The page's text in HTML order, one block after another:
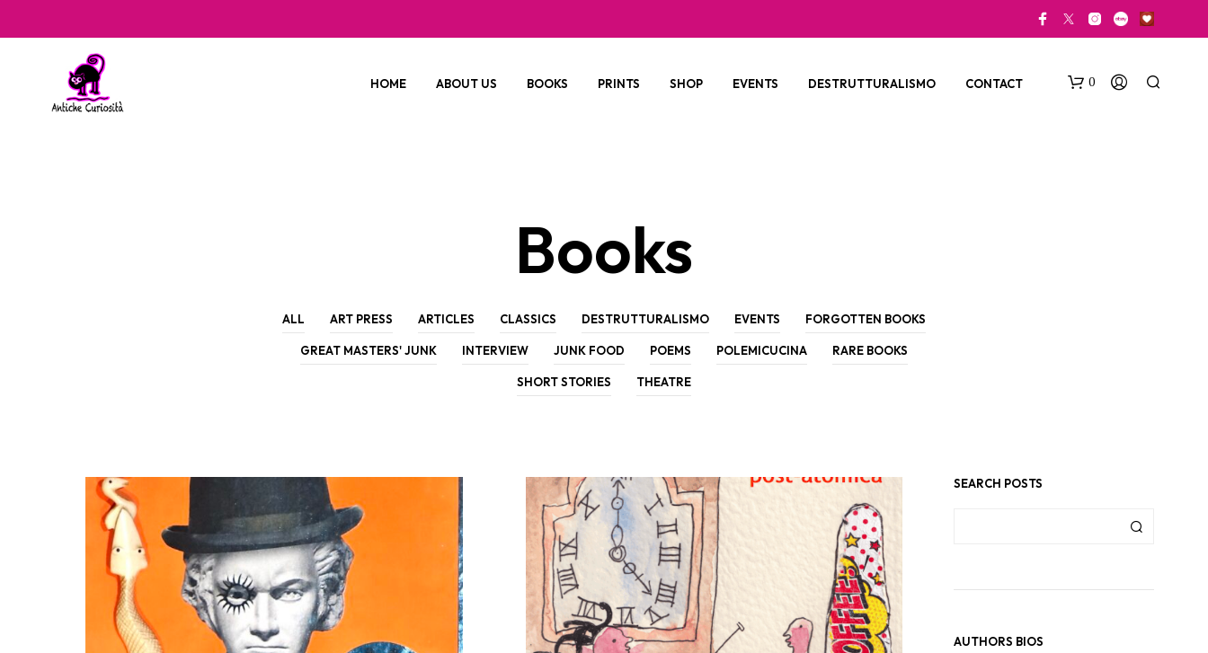
HOME ABOUT US BOOKS PRINTS SHOP EVENTS DESTRUTTURALISMO CONTACT 0
S
Books
ALL ART PRESS ARTICLES CLASSICS DESTRUTTURALISMO EVENTS FORGOTTEN BOOKS
GREAT MASTERS' JUNK INTERVIEW JUNK FOOD POEMS POLEMICUCINA RARE BOOKS
SHORT STORIES THEATRE
SEARCH POSTS
AUTHORS BIOS